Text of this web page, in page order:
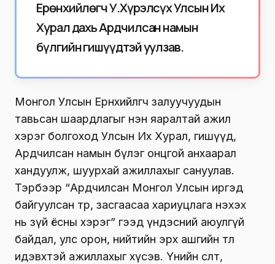
Ерөнхийлөгч У.Хүрэлсүх Улсын Их
Хурал дахь Ардчилсан намын
бүлгийн гишүүдтэй уулзав.
Монгол Улсын Ерөнхийлөгч залуучуудын
тавьсан шаардлагыг нэн яаралтай ажил
хэрэг болгоход Улсын Их Хурал, гишүүд,
Ардчилсан намын бүлэг онцгой анхаарал
хандуулж, шуурхай ажиллахыг сануулав.
Тэрбээр “Ардчилсан Монгол Улсын иргэд
байгуулсан төр, засгаасаа хариуцлага нэхэх
нь зүй ёсны хэрэг” гээд үндэсний аюулгүй
байдал, улс орон, нийтийн эрх ашгийн төлөө
идэвхтэй ажиллахыг хүсэв. Үнийн өсөлт,